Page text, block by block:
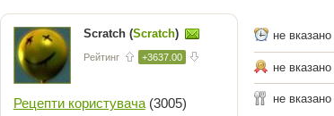
Scratch (Scratch)
Рейтинг +3637.00
Рецепти користувача(3005)
не вказано
не вказано
не вказано